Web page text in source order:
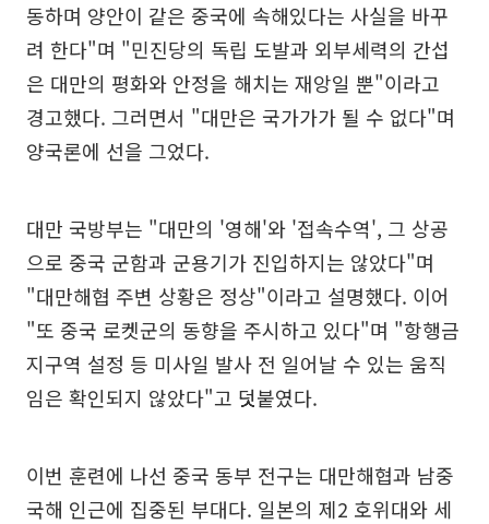
동하며 양안이 같은 중국에 속해있다는 사실을 바꾸
려 한다"며 "민진당의 독립 도발과 외부세력의 간섭
은 대만의 평화와 안정을 해치는 재앙일 뿐"이라고
경고했다. 그러면서 "대만은 국가가가 될 수 없다"며
양국론에 선을 그었다.
대만 국방부는 "대만의 '영해'와 '접속수역', 그 상공
으로 중국 군함과 군용기가 진입하지는 않았다"며
"대만해협 주변 상황은 정상"이라고 설명했다. 이어
"또 중국 로켓군의 동향을 주시하고 있다"며 "항행금
지구역 설정 등 미사일 발사 전 일어날 수 있는 움직
임은 확인되지 않았다"고 덧붙였다.
이번 훈련에 나선 중국 동부 전구는 대만해협과 남중
국해 인근에 집중된 부대다. 일본의 제2 호위대와 세